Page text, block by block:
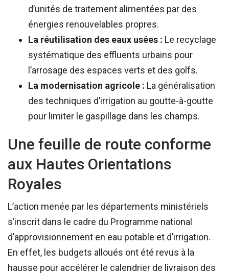
d’unités de traitement alimentées par des
énergies renouvelables propres.
La réutilisation des eaux usées : Le recyclage
systématique des effluents urbains pour
l’arrosage des espaces verts et des golfs.
La modernisation agricole : La généralisation
des techniques d’irrigation au goutte-à-goutte
pour limiter le gaspillage dans les champs.
Une feuille de route conforme
aux Hautes Orientations
Royales
L’action menée par les départements ministériels
s’inscrit dans le cadre du Programme national
d’approvisionnement en eau potable et d’irrigation.
En effet, les budgets alloués ont été revus à la
hausse pour accélérer le calendrier de livraison des